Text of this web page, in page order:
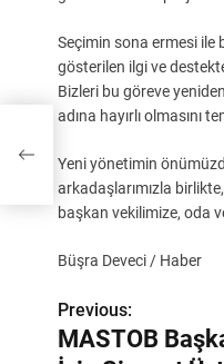
Seçimin sona ermesi ile
gösterilen ilgi ve
Bizleri bu göreve
adına hayırlı olmasını
Yeni yönetimin
arkadaşlarımızla
başkan vekilimize, oda
Büşra Deveci / Haber
Y
Previous:
MASTOB